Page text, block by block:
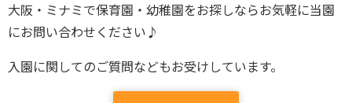
大阪・ミナミで保育園・幼稚園をお探しならお気軽に当園
にお問い合わせください♪
入園に関してのご質問などもお受けしています。